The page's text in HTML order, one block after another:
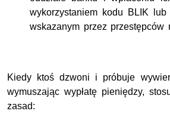
wykorzystaniem kodu BLIK
wskazanym przez przestępców
Kiedy ktoś dzwoni i próbuje
wymuszając wypłatę pieniędzy,
zasad: